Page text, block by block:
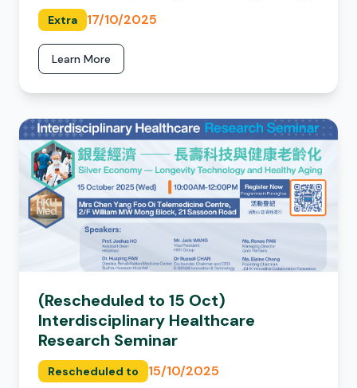
Extra 17/10/2025
Learn More
(Rescheduled to 15 Oct)
Interdisciplinary Healthcare
Research Seminar
Rescheduled to 15/10/2025